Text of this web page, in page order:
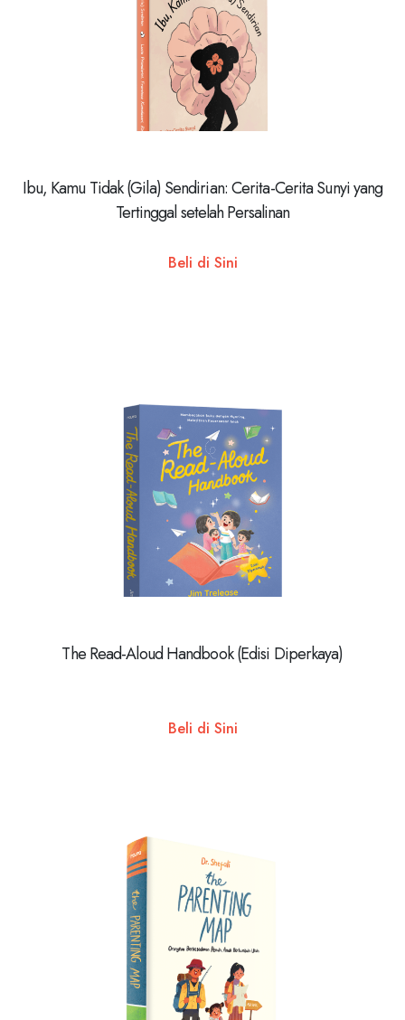
Ibu, Kamu Tidak (Gila) Sendirian: Cerita-Cerita Sunyi yang
Tertinggal setelah Persalinan
Beli di Sini
The Read-Aloud Handbook (Edisi Diperkaya)
Beli di Sini